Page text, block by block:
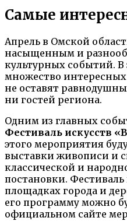
Самые
Апрель в Омской
насыщенным и
культурных событий. В
множество
не оставят
ни гостей региона.
Одним из главных
Фестиваль искусств
этого мероприятия
выставки живописи и
классической и
постановки.
площадках города и
его программу можно
официальном сайте